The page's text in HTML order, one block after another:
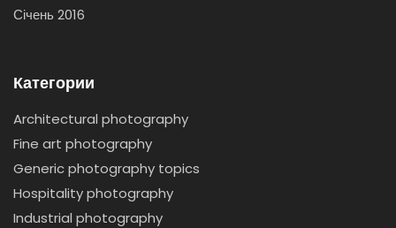
Січень 2016
Категории
Architectural photography
Fine art photography
Generic photography topics
Hospitality photography
Industrial photography